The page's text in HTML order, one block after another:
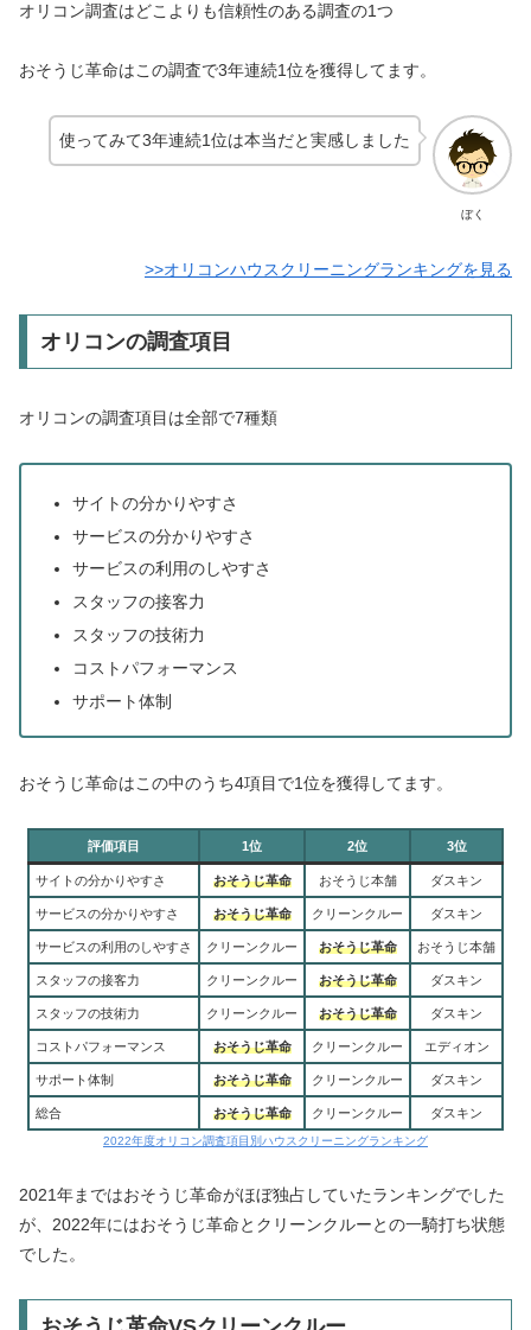
オリコン調査はどこよりも信頼性のある調査の1つ
おそうじ革命はこの調査で3年連続1位を獲得してます。
ぼく
使ってみて3年連続1位は本当だと実感しました
>>オリコンハウスクリーニングランキングを見る
オリコンの調査項目
オリコンの調査項目は全部で7種類
サイトの分かりやすさ
サービスの分かりやすさ
サービスの利用のしやすさ
スタッフの接客力
スタッフの技術力
コストパフォーマンス
サポート体制
おそうじ革命はこの中のうち4項目で1位を獲得してます。
評価項目 1位 2位 3位
サイトの分かりやすさ おそうじ革命 おそうじ本舗 ダスキン
サービスの分かりやすさ おそうじ革命 クリーンクルー ダスキン
サービスの利用のしやすさ クリーンクルー おそうじ革命 おそうじ本舗
スタッフの接客力 クリーンクルー おそうじ革命 ダスキン
スタッフの技術力 クリーンクルー おそうじ革命 ダスキン
コストパフォーマンス おそうじ革命 クリーンクルー エディオン
サポート体制 おそうじ革命 クリーンクルー ダスキン
総合 おそうじ革命 クリーンクルー ダスキン
2022年度オリコン調査項目別ハウスクリーニングランキング
2021年まではおそうじ革命がほぼ独占していたランキングでした
が、2022年にはおそうじ革命とクリーンクルーとの一騎打ち状態
でした。